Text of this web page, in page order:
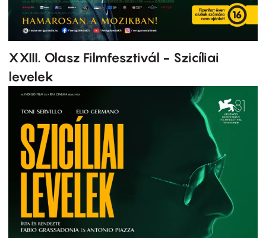
XXIII. Olasz Filmfesztivál - Szicíliai
levelek